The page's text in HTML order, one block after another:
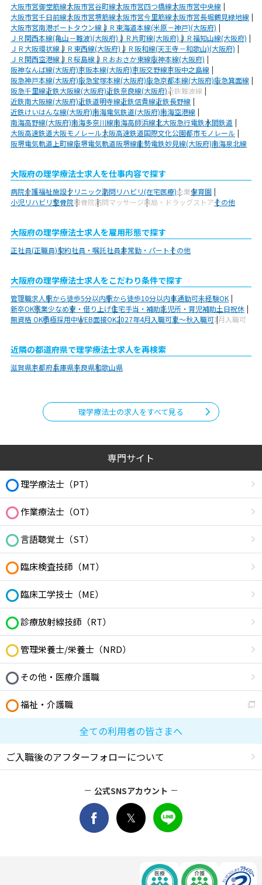
大阪市営御堂筋線大阪市営谷町線大阪市営四つ橋線大阪市営中央線
大阪市営千日前線大阪市営堺筋線大阪市営今里筋線大阪市営長堀鶴見緑地線
大阪市営南港ポートタウン線ＪＲ東海道本線(米原－神戸)(大阪府)
ＪＲ関西本線(亀山－難波)(大阪府)ＪＲ片町線(大阪府)ＪＲ福知山線(大阪府)
ＪＲ大阪環状線ＪＲ東西線(大阪府)ＪＲ阪和線(天王寺－和歌山)(大阪府)
ＪＲ関西空港線ＪＲ桜島線ＪＲおおさか東線阪神本線(大阪府)
阪神なんば線(大阪府)京阪本線(大阪府)京阪交野線京阪中之島線
阪急神戸本線(大阪府)阪急宝塚本線(大阪府)阪急京都本線(大阪府)阪急箕面線
阪急千里線近鉄大阪線(大阪府)近鉄奈良線(大阪府)近鉄難波線
近鉄南大阪線(大阪府)近鉄道明寺線近鉄信貴線近鉄長野線
近鉄けいはんな線(大阪府)南海電気鉄道(大阪府)南海空港線
南海高野線(大阪府)南海多奈川線南海高師浜線北大阪急行電鉄水間鉄道
大阪高速鉄道大阪モノレール大阪高速鉄道国際文化公園都市モノレール
阪堺電気軌道上町線阪堺電気軌道阪堺線能勢電鉄妙見線(大阪府)南海泉北線
大阪府の理学療法士求人を仕事内容で探す
病院介護福祉施設クリニック訪問リハビリ(在宅医療)企業保育園
小児リハビリ整骨院接骨院訪問マッサージ薬局・ドラッグストアその他
大阪府の理学療法士求人を雇用形態で探す
正社員(正職員)契約社員・嘱託社員非常勤・パートその他
大阪府の理学療法士求人をこだわり条件で探す
管理職求人駅から徒歩5分以内駅から徒歩10分以内車通勤可未経験OK
新卒OK残業少なめ寮・借り上げ住宅手当・補助託児所・育児補助土日祝休
無資格 OK積極採用中WEB面接OK2027年4月入職可夏～秋入職可1月入職可
近隣の都道府県で理学療法士求人を再検索
滋賀県京都府兵庫県奈良県和歌山県
理学療法士の求人をすべて見る
専門サイト
理学療法士（PT）
作業療法士（OT）
言語聴覚士（ST）
臨床検査技師（MT）
臨床工学技士（ME）
診療放射線技師（RT）
管理栄養士/栄養士（NRD）
その他・医療介護職
福祉・介護職
全ての利用者の皆さまへ
ご入職後のアフターフォローについて
公式SNSアカウント